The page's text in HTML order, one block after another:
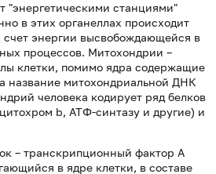
"энергетическими станциями"
в этих органеллах происходит
счет энергии высвобождающейся в
процессов. Митохондрии –
клетки, помимо ядра содержащие
название митохондриальной ДНК
человека кодирует ряд белков
b, АТФ-синтазу и другие) и
– транскрипционный фактор А
в ядре клетки, в составе